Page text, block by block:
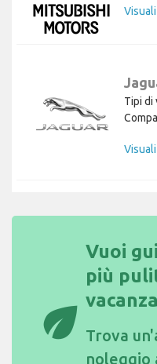
Tipi di
eco
Vuoi
più
Trova
noleggio